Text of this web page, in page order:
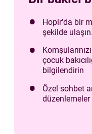
Hoplr'da bir
şekilde ulaşın.
çocuk
bilgilendirin
Özel sohbet
düzenlemeler